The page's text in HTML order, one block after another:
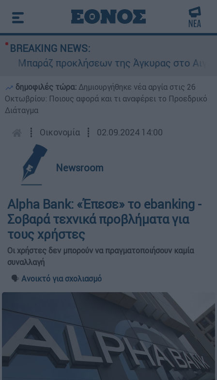
BREAKING NEWS:
Μπαράζ προκλήσεων της Άγκυρας στο Αιγαίο:
δημοφιλές τώρα: Δημιουργήθηκε νέα αργία στις 26
Οκτωβρίου: Ποιους αφορά και τι αναφέρει το Προεδρικό
Διάταγμα
┋ Οικονομία ┋ 02.09.2024 14:00
Newsroom
Alpha Bank: «Έπεσε» το ebanking -
Σοβαρά τεχνικά προβλήματα για
τους χρήστες
Οι χρήστες δεν μπορούν να πραγματοποιήσουν καμία
συναλλαγή
🗣️ Ανοικτό για σχολιασμό